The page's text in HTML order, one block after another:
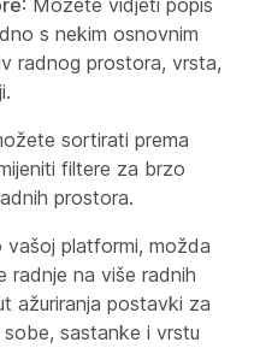
: Možete vidjeti popis
s nekim osnovnim
radnog prostora, vrsta,
sortirati prema
filtere za brzo
prostora.
vašoj platformi, možda
radnje na više radnih
ažuriranja postavki za
sastanke i vrstu